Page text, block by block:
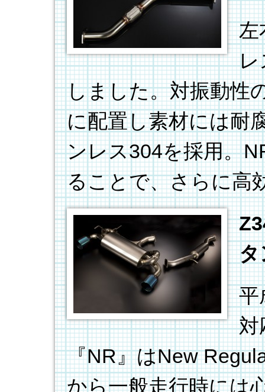
左
レ
しました。対振動性
に配置し素材には耐
ンレス304を採用。
ることで、さらに高
タ
平
対
『NR』はNew
から一般走行時には